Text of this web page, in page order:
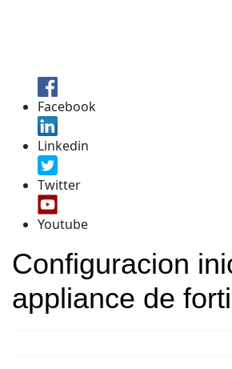
Facebook
Linkedin
Twitter
Youtube
Configuracion
appliance de